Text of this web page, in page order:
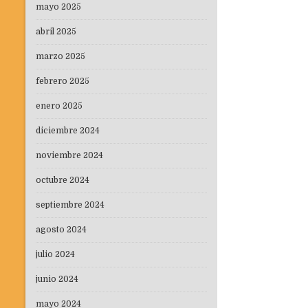
mayo 2025
abril 2025
marzo 2025
febrero 2025
enero 2025
diciembre 2024
noviembre 2024
octubre 2024
septiembre 2024
agosto 2024
julio 2024
junio 2024
mayo 2024